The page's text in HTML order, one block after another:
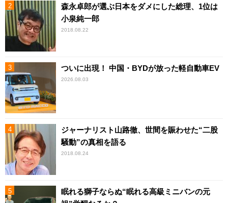
森永卓郎が選ぶ日本をダメにした総理、1位は
小泉純一郎
2018.08.22
ついに出現！ 中国・BYDが放った軽自動車EV
2026.08.03
ジャーナリスト山路徹、世間を賑わせた“二股
騒動”の真相を語る
2018.08.24
眠れる獅子ならぬ“眠れる高級ミニバンの元